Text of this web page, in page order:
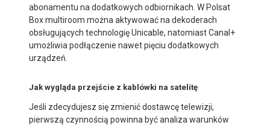
abonamentu na dodatkowych odbiornikach. W Polsat
Box multiroom można aktywować na dekoderach
obsługujących technologię Unicable, natomiast Canal+
umożliwia podłączenie nawet pięciu dodatkowych
urządzeń.
Jak wygląda przejście z kablówki na satelitę
Jeśli zdecydujesz się zmienić dostawcę telewizji,
pierwszą czynnością powinna być analiza warunków